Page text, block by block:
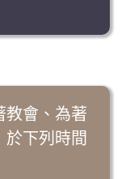
教會、為著
下列時間